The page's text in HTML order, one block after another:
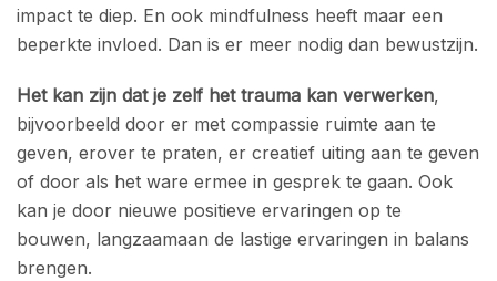
impact te diep. En ook mindfulness heeft maar een
beperkte invloed. Dan is er meer nodig dan bewustzijn.
Het kan zijn dat je zelf het trauma kan verwerken,
bijvoorbeeld door er met compassie ruimte aan te
geven, erover te praten, er creatief uiting aan te geven
of door als het ware ermee in gesprek te gaan. Ook
kan je door nieuwe positieve ervaringen op te
bouwen, langzaamaan de lastige ervaringen in balans
brengen.